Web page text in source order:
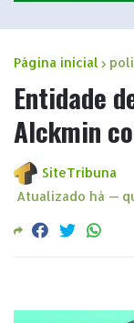
Página inicial
Entidade
Alckmin
SiteTribuna
Atualizado há —